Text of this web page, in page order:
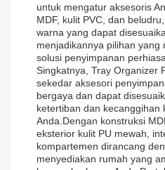
untuk mengatur aksesoris
MDF, kulit PVC, dan
warna yang dapat
menjadikannya pilihan yang
solusi penyimpanan
Singkatnya, Tray Organizer
sekedar aksesori
bergaya dan dapat
ketertiban dan kecanggihan
Anda.Dengan konstruksi
eksterior kulit PU mewah,
kompartemen dirancang
menyediakan rumah yang